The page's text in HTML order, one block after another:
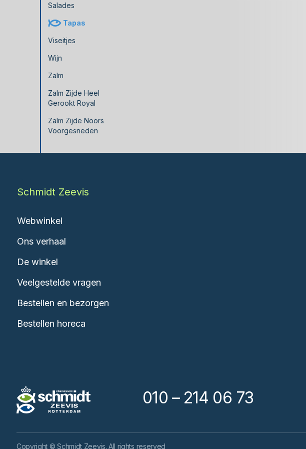
Salades
Tapas
Viseitjes
Wijn
Zalm
Zalm Zijde Heel
Gerookt Royal
Zalm Zijde Noors
Voorgesneden
Schmidt Zeevis
Webwinkel
Ons verhaal
De winkel
Veelgestelde vragen
Bestellen en bezorgen
Bestellen horeca
010 – 214 06 73
Copyright © Schmidt Zeevis. All rights reserved